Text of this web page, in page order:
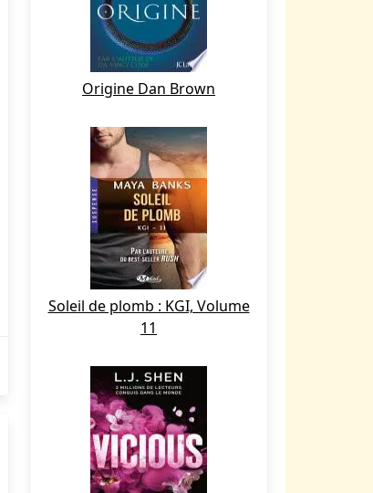
Origine Dan Brown
Soleil de plomb : KGI, Volume
11